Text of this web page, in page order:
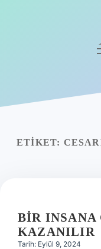
Yasal Uyarı
ETIKET:
BIR INSANA
KAZANILIR
Tarih: Eylül 9, 2024